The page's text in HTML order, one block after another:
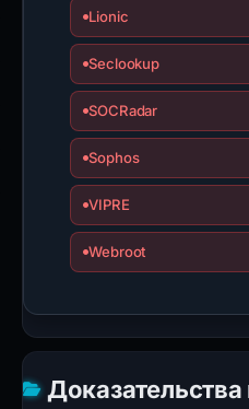
Lionic
Seclookup
SOCRadar
Sophos
VIPRE
Webroot